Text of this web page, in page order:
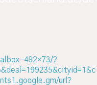
492×73/?
url?